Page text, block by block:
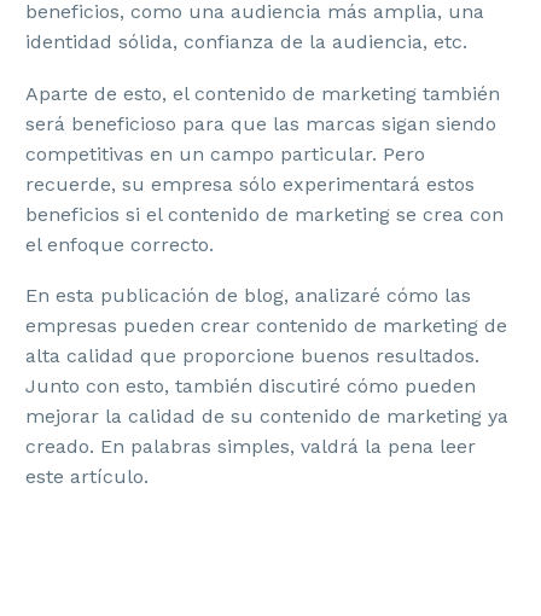
beneficios, como una audiencia más amplia, una
identidad sólida, confianza de la audiencia, etc.
Aparte de esto, el contenido de marketing también
será beneficioso para que las marcas sigan siendo
competitivas en un campo particular. Pero
recuerde, su empresa sólo experimentará estos
beneficios si el contenido de marketing se crea con
el enfoque correcto.
En esta publicación de blog, analizaré cómo las
empresas pueden crear contenido de marketing de
alta calidad que proporcione buenos resultados.
Junto con esto, también discutiré cómo pueden
mejorar la calidad de su contenido de marketing ya
creado. En palabras simples, valdrá la pena leer
este artículo.